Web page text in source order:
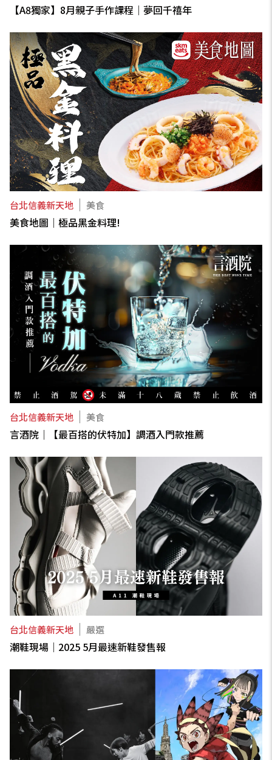
【A8獨家】8月親子手作課程｜夢回千禧年
台北信義新天地 美食
美食地圖｜極品黑金料理!
台北信義新天地 美食
言酒院｜【最百搭的伏特加】調酒入門款推薦
台北信義新天地 嚴選
潮鞋現場｜2025 5月最速新鞋發售報